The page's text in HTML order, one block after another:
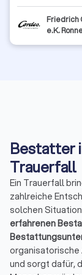
Friedrich
e.K.
Bestatter
Trauerfall
Ein Trauerfall
zahlreiche
solchen
erfahrenen
organisatorische
und sorgt dafür,